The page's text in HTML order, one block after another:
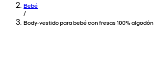
Bebé
/
Body-vestido para bebé con fresas 100% algodón